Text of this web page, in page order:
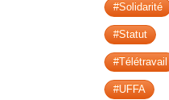
#Solidarité
#Statut
#Télétravail
#UFFA